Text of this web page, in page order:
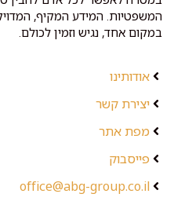
המשפטיות. המידע המקיף,
במקום אחד, נגיש וזמין לכולם.
אודותינו
יצירת קשר
מפת אתר
פייסבוק
office@abg-group.co.il